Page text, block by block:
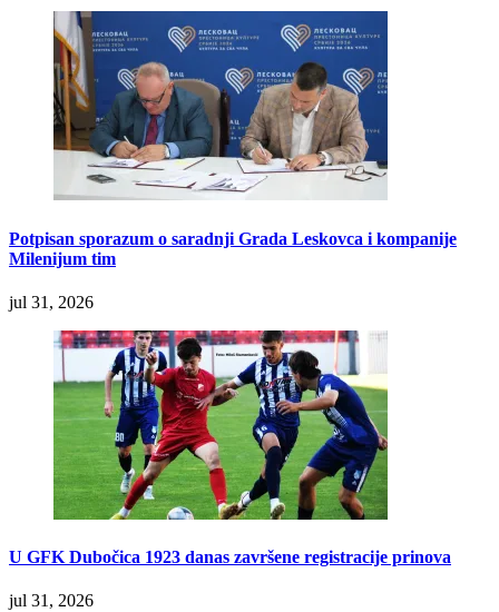
Potpisan sporazum o saradnji Grada Leskovca i kompanije
Milenijum tim
jul 31, 2026
U GFK Dubočica 1923 danas završene registracije prinova
jul 31, 2026